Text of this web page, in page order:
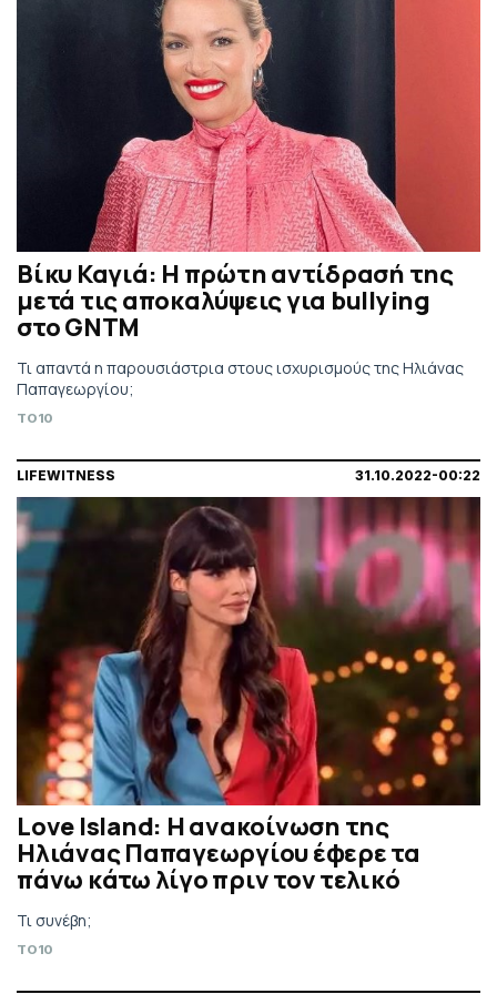
Βίκυ Καγιά: Η πρώτη αντίδρασή της
μετά τις αποκαλύψεις για bullying
στο GNTM
Τι απαντά η παρουσιάστρια στους ισχυρισμούς της Ηλιάνας
Παπαγεωργίου;
TO10
LIFEWITNESS 31.10.2022-00:22
Love Island: Η ανακοίνωση της
Ηλιάνας Παπαγεωργίου έφερε τα
πάνω κάτω λίγο πριν τον τελικό
Τι συνέβη;
TO10